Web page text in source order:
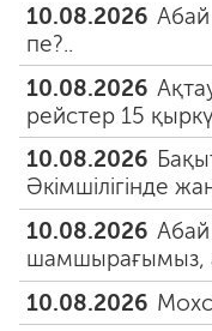
10.08.2026 Абай
пе?..
10.08.2026
рейстер 15
10.08.2026
Әкімшілігінде
10.08.2026 Абай
шамшырағымыз,
10.08.2026